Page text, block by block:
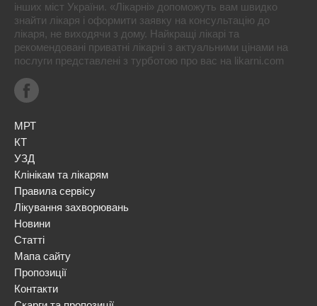
інших міст України. «Лікарні» допоможуть вам швидко
знайти лікаря і оформити заявку на консультацію до
лікаря, не виходячи з дому. Найкращі лікарі та
рекомендовані приватні лікарні з актуальними цінами на
послуги представлені з турботою про вас на likarni.com
МРТ
КТ
УЗД
Клінікам та лікарям
Правила сервісу
Лікування захворювань
Новини
Статті
Мапа сайту
Пропозиції
Контакти